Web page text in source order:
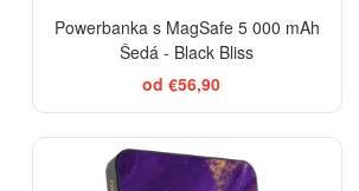
Powerbanka s MagSafe 5 000 mAh
Šedá - Black Bliss
od €56,90